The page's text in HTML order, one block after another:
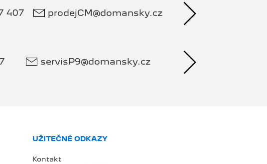
407 prodejCM@domansky.cz
servisP9@domansky.cz
UŽITEČNÉ ODKAZY
Kontakt